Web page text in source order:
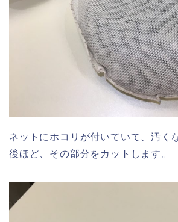
ネットにホコリが付いていて、汚く
後ほど、その部分をカットします。